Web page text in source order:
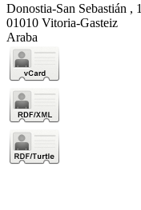
Donostia-San Sebastián , 1
01010 Vitoria-Gasteiz
Araba